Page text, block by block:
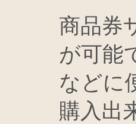
商品券
が可能
などに
購入出